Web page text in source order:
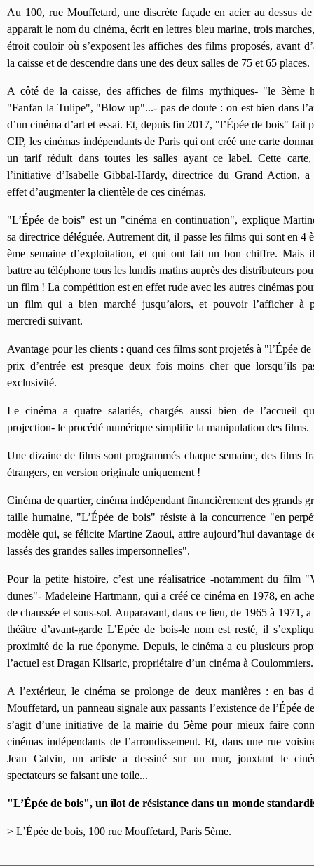
Au 100, rue Mouffetard, une discrète façade en acier au dessus
apparait le nom du cinéma, écrit en lettres bleu marine, trois
étroit couloir où s’exposent les affiches des films proposés, avant
la caisse et de descendre dans une des deux salles de 75 et 65 places.
A côté de la caisse, des affiches de films mythiques- "le 3ème
"Fanfan la Tulipe", "Blow up"...- pas de doute : on est bien dans
d’un cinéma d’art et essai. Et, depuis fin 2017, "l’Épée de bois" fait
CIP, les cinémas indépendants de Paris qui ont créé une carte
un tarif réduit dans toutes les salles ayant ce label. Cette carte,
l’initiative d’Isabelle Gibbal-Hardy, directrice du Grand Action,
effet d’augmenter la clientèle de ces cinémas.
"L’Épée de bois" est un "cinéma en continuation", explique
sa directrice déléguée. Autrement dit, il passe les films qui sont en 4
ème semaine d’exploitation, et qui ont fait un bon chiffre. Mais
battre au téléphone tous les lundis matins auprès des distributeurs
un film ! La compétition est en effet rude avec les autres cinémas
un film qui a bien marché jusqu’alors, et pouvoir l’afficher à
mercredi suivant.
Avantage pour les clients : quand ces films sont projetés à "l’Épée
prix d’entrée est presque deux fois moins cher que lorsqu’ils
exclusivité.
Le cinéma a quatre salariés, chargés aussi bien de l’accueil
projection- le procédé numérique simplifie la manipulation des films.
Une dizaine de films sont programmés chaque semaine, des films
étrangers, en version originale uniquement !
Cinéma de quartier, cinéma indépendant financièrement des grands
taille humaine, "L’Épée de bois" résiste à la concurrence "en
modèle qui, se félicite Martine Zaoui, attire aujourd’hui davantage
lassés des grandes salles impersonnelles".
Pour la petite histoire, c’est une réalisatrice -notamment du film
dunes"- Madeleine Hartmann, qui a créé ce cinéma en 1978, en
de chaussée et sous-sol. Auparavant, dans ce lieu, de 1965 à 1971,
théâtre d’avant-garde L’Epée de bois-le nom est resté, il
proximité de la rue éponyme. Depuis, le cinéma a eu plusieurs
l’actuel est Dragan Klisaric, propriétaire d’un cinéma à Coulommiers.
A l’extérieur, le cinéma se prolonge de deux manières : en bas
Mouffetard, un panneau signale aux passants l’existence de l’Épée
s’agit d’une initiative de la mairie du 5ème pour mieux faire
cinémas indépendants de l’arrondissement. Et, dans une rue
Jean Calvin, un artiste a dessiné sur un mur, jouxtant le
spectateurs se faisant une toile...
"L’Épée de bois", un îlot de résistance dans un monde
> L’Épée de bois, 100 rue Mouffetard, Paris 5ème.